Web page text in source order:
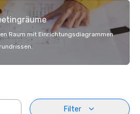
Raum mit Einrichtungsdiagrammen
Filter